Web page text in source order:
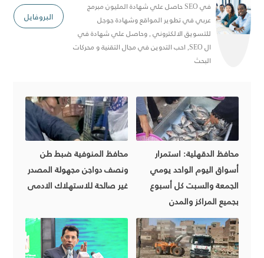
في SEO حاصل علي شهادة المليون مبرمج
عربي في تطوير المواقع وشهادة جوجل
للتسويق الالكتروني , وحاصل علي شهادة في
ال SEO, احب التدوين في مجال التقنية و محركات
البحث
البروفايل
محافظ المنوفية ضبط طن
ونصف دواجن مجهولة المصدر
غير صالحة للاستهلاك الادمى
محافظ الدقهلية: استمرار
أسواق اليوم الواحد يومي
الجمعة والسبت كل أسبوع
بجميع المراكز والمدن